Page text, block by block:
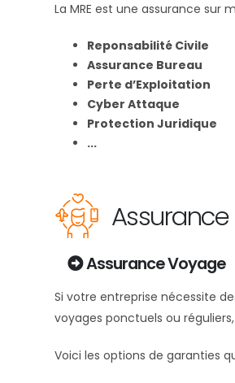
La MRE est une assurance sur
Reponsabilité Civile
Assurance Bureau
Perte d’Exploitation
Cyber Attaque
Protection Juridique
...
Assurance Voyage
Si votre entreprise nécessite
voyages ponctuels ou
Voici les options de garanties